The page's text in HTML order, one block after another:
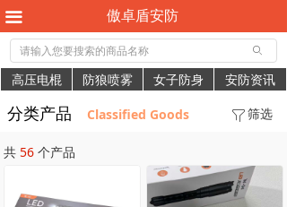
傲卓盾安防
끀
ꄙ
高压电棍 女子防身
防狼喷雾 安防资讯
分类产品 Classified Goods ꁒ 筛选
共 56 个产品